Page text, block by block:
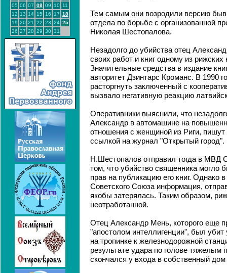
05 06 07 08 09 10
11
12 13 14 15 16 17 18
19 20 21 22 23 24 25
26 27 28 29 30 31
Тем самым они возродили версию
отдела по борьбе с организованной
Николая Шестопалова.
Незадолго до убийства отец
своих работ и книг одному из рижских
Значительные средства в издание
авторитет Дзинтарс Кроманс. В 1990
расторгнуть заключенный с
вызвало негативную реакцию
Оперативники выяснили, что
Александр в автомашине на
отношения с женщиной из Риги,
ссылкой на журнал "Открытый город".
Н.Шестопалов отправил тогда в МВД
том, что убийство священника могло
прав на публикацию его книг. Однако
Советского Союза информация,
якобы затерялась. Таким образом,
неотработанной.
Отец Александр Мень, которого еще
"апостолом интеллигенции", был убит
на тропинке к железнодорожной
результате удара по голове
скончался у входа в собственный дом